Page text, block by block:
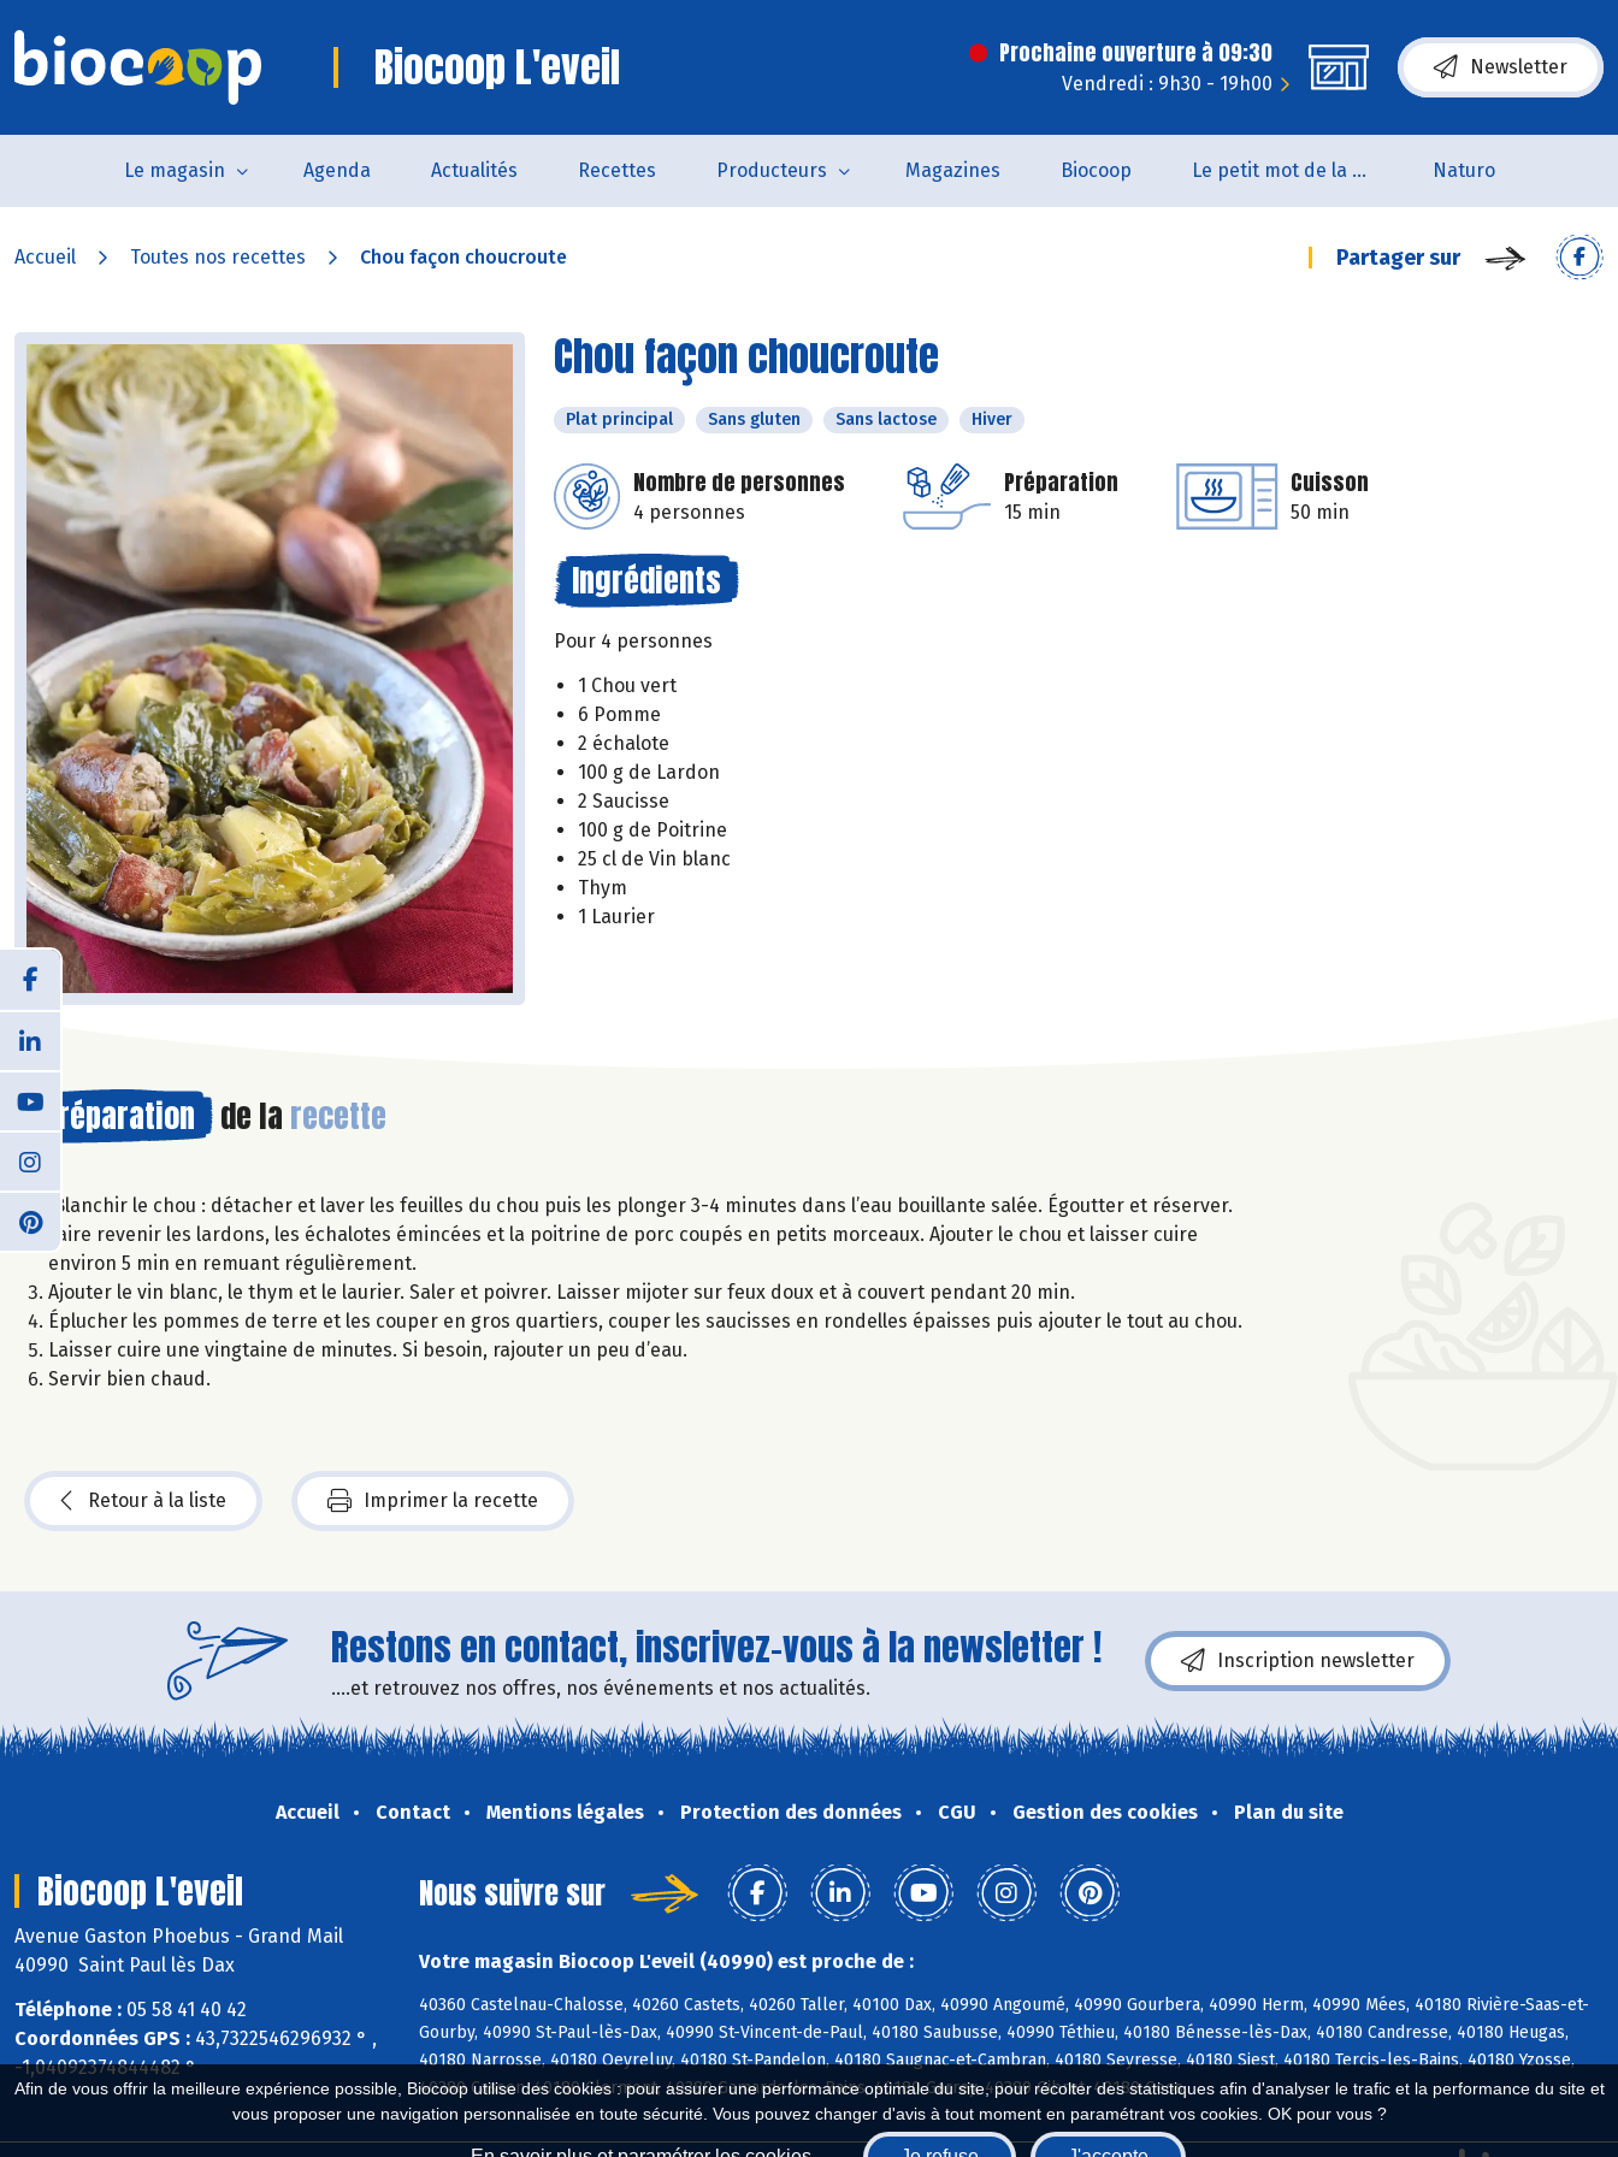
Afin de vous offrir la meilleure expérience possible, Biocoop utilise des cookies : pour assurer une performance optimale du site, pour récolter des statistiques afin d'analyser le trafic et la performance du site et
vous proposer une navigation personnalisée en toute sécurité. Vous pouvez changer d'avis à tout moment en paramétrant vos cookies. OK pour vous ?
Biocoop L'eveil Prochaine ouverture à 09:30
Vendredi : 9h30 - 19h00
Newsletter
Le magasin Agenda Actualités Recettes Producteurs Magazines Biocoop Le petit mot de la naturo Naturo
Accueil Toutes nos recettes Chou façon choucroute Partager sur
Chou façon choucroute
Plat principal Sans gluten Sans lactose Hiver
Nombre de personnes
4 personnes
Préparation
15 min
Cuisson
50 min
Ingrédients
Pour 4 personnes
1 Chou vert
6 Pomme
2 échalote
100 g de Lardon
2 Saucisse
100 g de Poitrine
25 cl de Vin blanc
Thym
1 Laurier
Préparation de la recette
Blanchir le chou : détacher et laver les feuilles du chou puis les plonger 3-4 minutes dans l’eau bouillante salée. Égoutter et réserver.
Faire revenir les lardons, les échalotes émincées et la poitrine de porc coupés en petits morceaux. Ajouter le chou et laisser cuire
environ 5 min en remuant régulièrement.
Ajouter le vin blanc, le thym et le laurier. Saler et poivrer. Laisser mijoter sur feux doux et à couvert pendant 20 min.
Éplucher les pommes de terre et les couper en gros quartiers, couper les saucisses en rondelles épaisses puis ajouter le tout au chou.
Laisser cuire une vingtaine de minutes. Si besoin, rajouter un peu d’eau.
Servir bien chaud.
Retour à la liste Imprimer la recette
Restons en contact, inscrivez-vous à la newsletter !
....et retrouvez nos offres, nos événements et nos actualités.
Inscription newsletter
Accueil Contact Mentions légales Protection des données CGU Gestion des cookies Plan du site
Biocoop L'eveil
Avenue Gaston Phoebus - Grand Mail
40990 Saint Paul lès Dax
Téléphone : 05 58 41 40 42
Coordonnées GPS : 43,7322546296932 ° ,
-1,04092374844482 °
Nous suivre sur
Votre magasin Biocoop L'eveil (40990) est proche de :
40360 Castelnau-Chalosse, 40260 Castets, 40260 Taller, 40100 Dax, 40990 Angoumé, 40990 Gourbera, 40990 Herm, 40990 Mées, 40180 Rivière-Saas-et-
Gourby, 40990 St-Paul-lès-Dax, 40990 St-Vincent-de-Paul, 40180 Saubusse, 40990 Téthieu, 40180 Bénesse-lès-Dax, 40180 Candresse, 40180 Heugas,
40180 Narrosse, 40180 Oeyreluy, 40180 St-Pandelon, 40180 Saugnac-et-Cambran, 40180 Seyresse, 40180 Siest, 40180 Tercis-les-Bains, 40180 Yzosse,
40380 Cassen, 40180 Clermont, 40380 Gamarde-les-Bains, 40180 Garrey, 40380 Gibret, 40180 Goos